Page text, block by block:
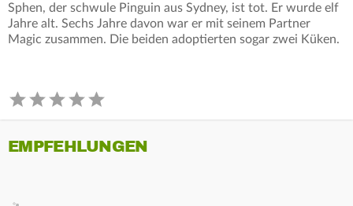
Sphen, der schwule Pinguin aus Sydney, ist tot. Er wurde elf
Jahre alt. Sechs Jahre davon war er mit seinem Partner
Magic zusammen. Die beiden adoptierten sogar zwei Küken.
EMPFEHLUNGEN